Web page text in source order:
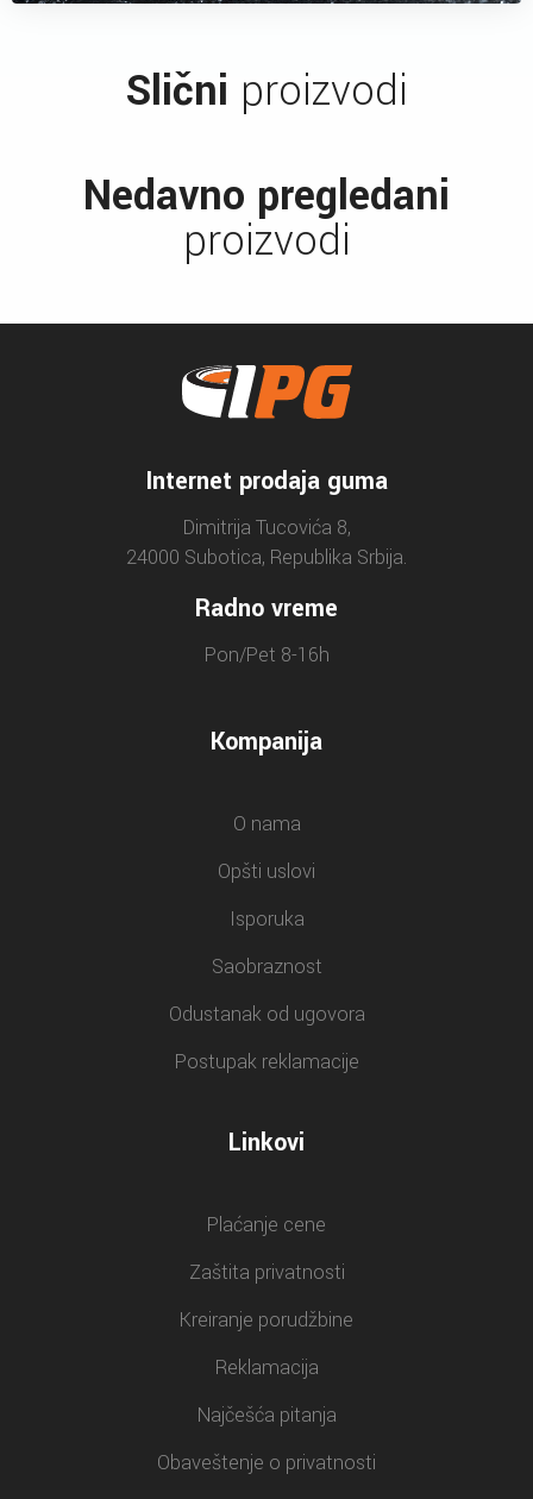
Slični proizvodi
Nedavno pregledani
proizvodi
Internet prodaja guma
Dimitrija Tucovića 8,
24000 Subotica, Republika Srbija.
Radno vreme
Pon/Pet 8-16h
Kompanija
O nama
Opšti uslovi
Isporuka
Saobraznost
Odustanak od ugovora
Postupak reklamacije
Linkovi
Plaćanje cene
Zaštita privatnosti
Kreiranje porudžbine
Reklamacija
Najčešća pitanja
Obaveštenje o privatnosti